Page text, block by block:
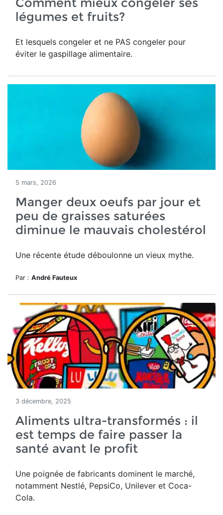
légumes et fruits?
Et lesquels congeler et ne PAS congeler pour
éviter le gaspillage alimentaire.
5 mars, 2026
Manger deux oeufs par jour et
peu de graisses saturées
diminue le mauvais cholestérol
Une récente étude déboulonne un vieux mythe.
Par : André Fauteux
3 décembre, 2025
Aliments ultra-transformés : il
est temps de faire passer la
santé avant le profit
Une poignée de fabricants dominent le marché,
notamment Nestlé, PepsiCo, Unilever et Coca-
Cola.